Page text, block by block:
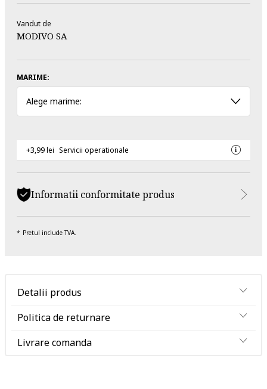
Vandut de
MODIVO SA
MARIME:
Alege marime:
+3,99 lei Servicii operationale
Informatii conformitate produs
Pretul include TVA.
Detalii produs
Politica de returnare
Livrare comanda